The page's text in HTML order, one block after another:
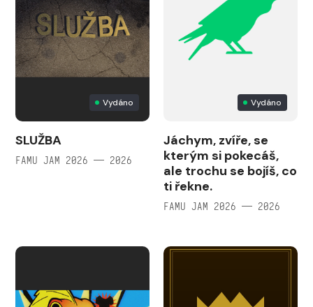
Vydáno
SLUŽBA
FAMU JAM 2026 — 2026
Vydáno
Jáchym, zvíře, se
kterým si pokecáš,
ale trochu se bojíš, co
ti řekne.
FAMU JAM 2026 — 2026